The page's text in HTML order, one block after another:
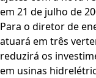
em 21 de julho de
Para o diretor de
atuará em três
reduzirá os
em usinas